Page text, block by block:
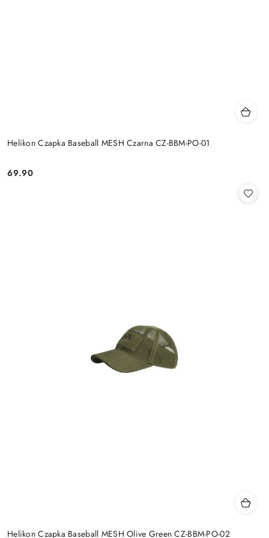
Helikon Czapka Baseball MESH Czarna CZ-BBM-PO-01
Cena:
69.90
Helikon Czapka Baseball MESH Olive Green CZ-BBM-PO-02